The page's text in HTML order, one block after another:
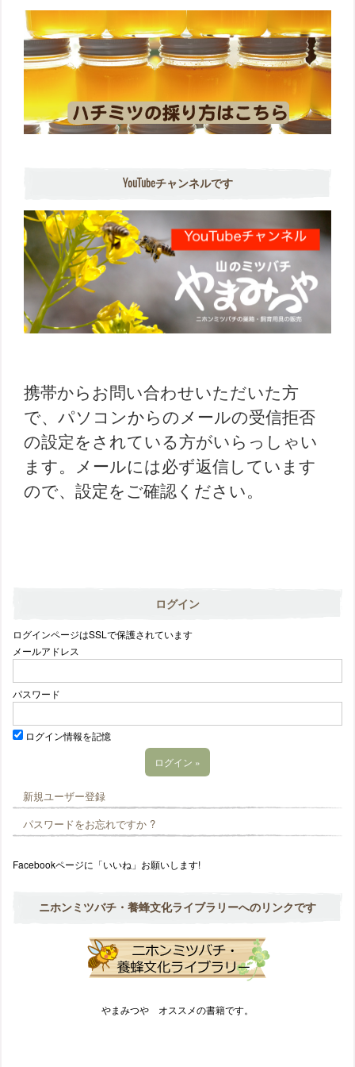
YouTubeチャンネルです
携帯からお問い合わせいただいた方
で、パソコンからのメールの受信拒否
の設定をされている方がいらっしゃい
ます。メールには必ず返信しています
ので、設定をご確認ください。
ログイン
ログインページはSSLで保護されています
メールアドレス
パスワード
ログイン情報を記憶
新規ユーザー登録
パスワードをお忘れですか ?
Facebookページに「いいね」お願いします!
ニホンミツバチ・養蜂文化ライブラリーへのリンクです
やまみつや オススメの書籍です。